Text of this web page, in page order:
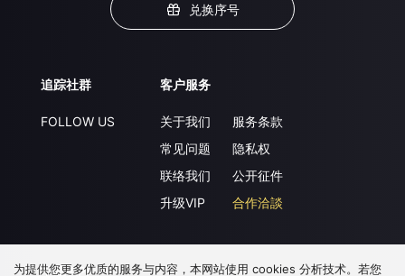
兑换序号
追踪社群
FOLLOW US
客户服务
关于我们
常见问题
联络我们
升级VIP
服务条款
隐私权
公开征件
合作洽談
下载 APP
为提供您更多优质的服务与内容，本网站使用 cookies 分析技术。若您